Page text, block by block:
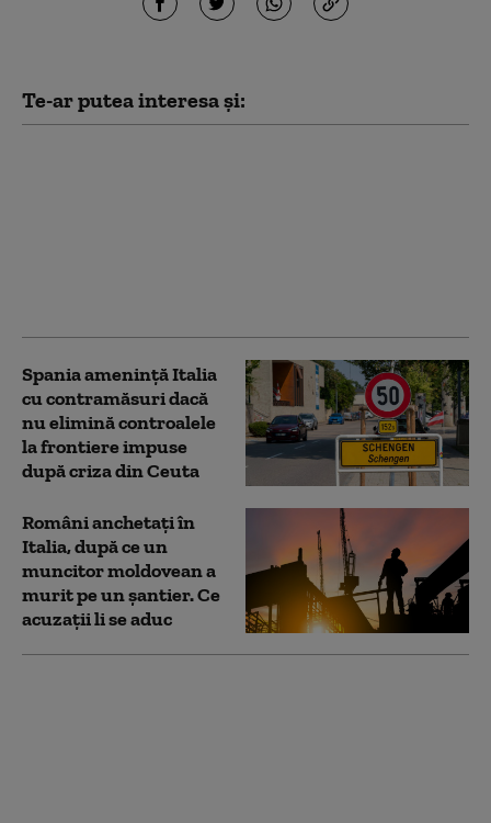
Te-ar putea interesa și:
Spania ameninţă Italia
cu contramăsuri dacă
nu elimină controalele
la frontiere impuse
după criza din Ceuta
Români anchetați în
Italia, după ce un
muncitor moldovean a
murit pe un șantier. Ce
acuzații li se aduc